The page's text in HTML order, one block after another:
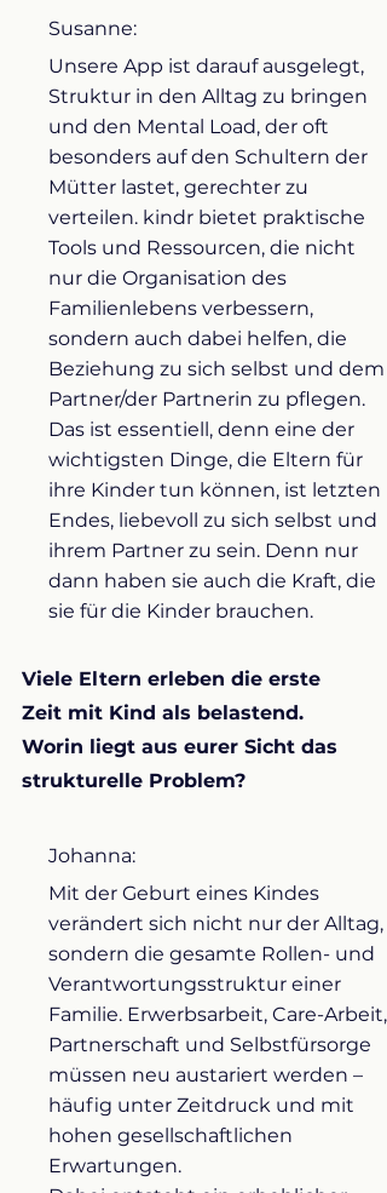
Susanne:
Unsere App ist darauf ausgelegt,
Struktur in den Alltag zu bringen
und den Mental Load, der oft
besonders auf den Schultern der
Mütter lastet, gerechter zu
verteilen. kindr bietet praktische
Tools und Ressourcen, die nicht
nur die Organisation des
Familienlebens verbessern,
sondern auch dabei helfen, die
Beziehung zu sich selbst und dem
Partner/der Partnerin zu pflegen.
Das ist essentiell, denn eine der
wichtigsten Dinge, die Eltern für
ihre Kinder tun können, ist letzten
Endes, liebevoll zu sich selbst und
ihrem Partner zu sein. Denn nur
dann haben sie auch die Kraft, die
sie für die Kinder brauchen.
Viele Eltern erleben die erste
Zeit mit Kind als belastend.
Worin liegt aus eurer Sicht das
strukturelle Problem?
Johanna:
Mit der Geburt eines Kindes
verändert sich nicht nur der Alltag,
sondern die gesamte Rollen- und
Verantwortungsstruktur einer
Familie. Erwerbsarbeit, Care-Arbeit,
Partnerschaft und Selbstfürsorge
müssen neu austariert werden –
häufig unter Zeitdruck und mit
hohen gesellschaftlichen
Erwartungen.